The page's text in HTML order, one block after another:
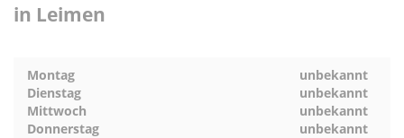
in Leimen
Montag
unbekannt
Dienstag
unbekannt
Mittwoch
unbekannt
Donnerstag
unbekannt